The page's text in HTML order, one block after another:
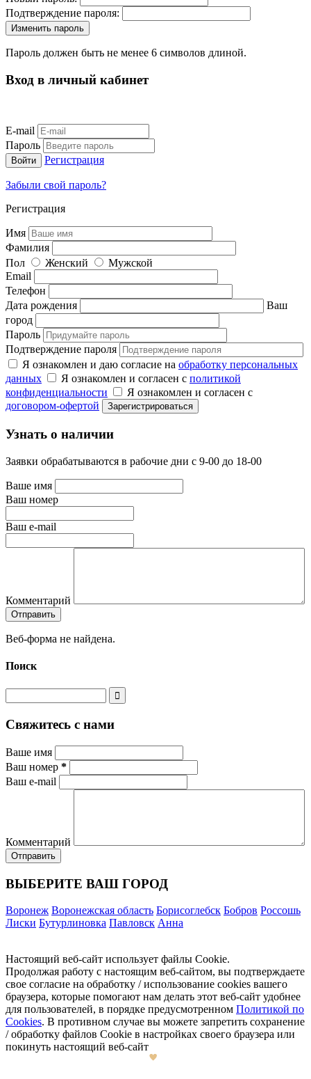
Подтверждение пароля:
Пароль должен быть не менее 6 символов длиной.
Вход в личный кабинет
E-mail
Пароль
Регистрация
Забыли свой пароль?
Регистрация
Имя
Фамилия
Пол
Женский
Мужской
Email
Телефон
Дата рождения
Ваш
город
Пароль
Подтверждение пароля
Я ознакомлен и даю согласие на обработку персональных
данных
Я ознакомлен и согласен с политикой
конфиденциальности
Я ознакомлен и согласен с
договором-офертой
Узнать о наличии
Заявки обрабатываются в рабочие дни с 9-00 до 18-00
Ваше имя
Ваш номер
Ваш e-mail
Комментарий
Веб-форма не найдена.
Поиск
Свяжитесь с нами
Ваше имя
Ваш номер *
Ваш e-mail
Комментарий
ВЫБЕРИТЕ ВАШ ГОРОД
Воронеж Воронежская область Борисоглебск Бобров Россошь
Лиски Бутурлиновка Павловск Анна
Настоящий веб-сайт использует файлы Cookie.
Продолжая работу с настоящим веб-сайтом, вы подтверждаете
свое согласие на обработку / использование cookies вашего
браузера, которые помогают нам делать этот веб-сайт удобнее
для пользователей, в порядке предусмотренном Политикой по
Cookies. В противном случае вы можете запретить сохранение
/ обработку файлов Cookie в настройках своего браузера или
покинуть настоящий веб-сайт